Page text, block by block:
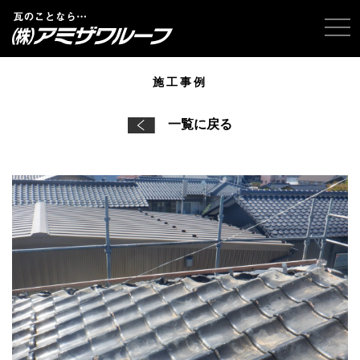
施工事例
一覧に戻る